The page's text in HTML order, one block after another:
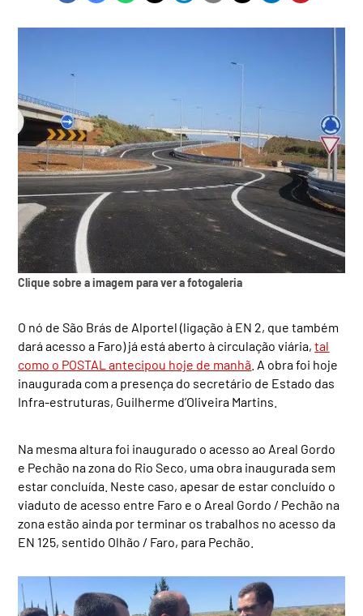
Clique sobre a imagem para ver a fotogaleria
O nó de São Brás de Alportel (ligação à EN 2, que também
dará acesso a Faro) já está aberto à circulação viária,tal
como o POSTAL antecipou hoje de manhã . A obra foi hoje
inaugurada com a presença do secretário de Estado das
Infra-estruturas, Guilherme d’Oliveira Martins.
Na mesma altura foi inaugurado o acesso ao Areal Gordo
e Pechão na zona do Rio Seco, uma obra inaugurada sem
estar concluída. Neste caso, apesar de estar concluído o
viaduto de acesso entre Faro e o Areal Gordo / Pechão na
zona estão ainda por terminar os trabalhos no acesso da
EN 125, sentido Olhão / Faro, para Pechão.